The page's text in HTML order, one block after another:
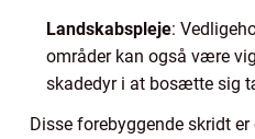
Landskabspleje:
områder kan også være
skadedyr i at bosætte sig
Disse forebyggende skridt